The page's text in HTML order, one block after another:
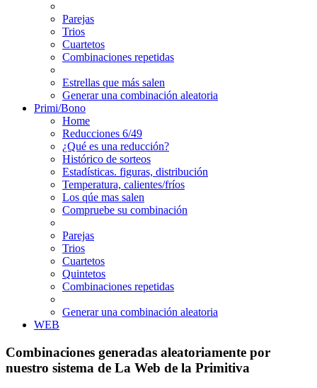
Parejas
Trios
Cuartetos
Combinaciones repetidas
Estrellas que más salen
Generar una combinación aleatoria
Primi/Bono
Home
Reducciones 6/49
¿Qué es una reducción?
Histórico de sorteos
Estadísticas. figuras, distribución
Temperatura, calientes/fríos
Los qúe mas salen
Compruebe su combinación
Parejas
Trios
Cuartetos
Quintetos
Combinaciones repetidas
Generar una combinación aleatoria
WEB
Combinaciones generadas aleatoriamente por
nuestro sistema de La Web de la Primitiva